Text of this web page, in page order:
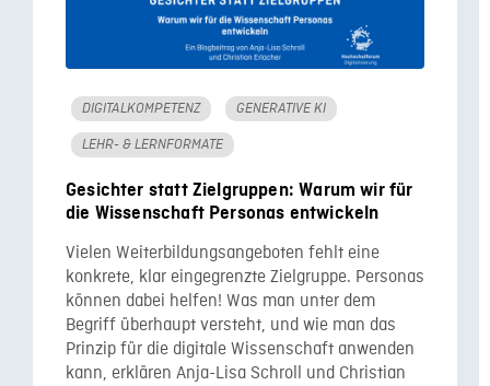
DIGITALKOMPETENZ GENERATIVE KI
LEHR- & LERNFORMATE
Gesichter statt Zielgruppen: Warum wir für
die Wissenschaft Personas entwickeln
Vielen Weiterbildungsangeboten fehlt eine
konkrete, klar eingegrenzte Zielgruppe. Personas
können dabei helfen! Was man unter dem
Begriff überhaupt versteht, und wie man das
Prinzip für die digitale Wissenschaft anwenden
kann, erklären Anja-Lisa Schroll und Christian